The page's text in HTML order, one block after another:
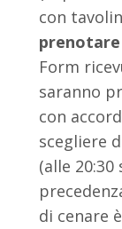
con
prenotare
Form
saranno
con
scegliere
(alle
di cenare